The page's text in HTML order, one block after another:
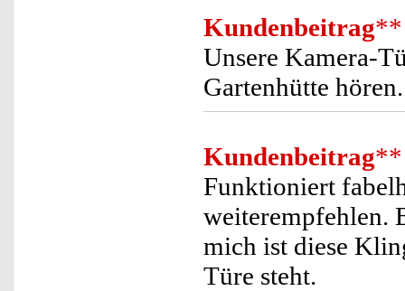
Kundenbeitrag**
Unsere Kamera-
Gartenhütte hören.
Kundenbeitrag**
Funktioniert
weiterempfehlen.
mich ist diese
Türe steht.